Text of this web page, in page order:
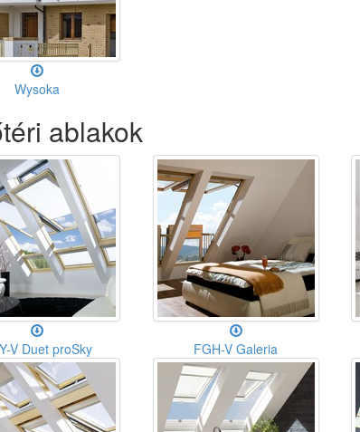
Wysoka
ablakok
V Duet proSky FGH-V Galeria